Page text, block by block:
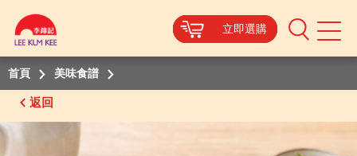
立即選購
Mobile
立即選購
立即選購
立即選購
首頁 美味食譜
返回